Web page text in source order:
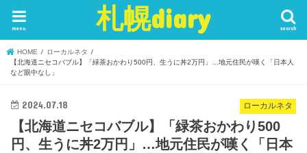
札幌diary search
menu
HOME
ローカルネタ
【北海道ニセコバブル】「緑茶おかわり500円、生うに丼2万円」…地元住民が嘆く「日本人
など眼中なし」
ローカルネタ
2024.07.18
【北海道ニセコバブル】「緑茶おかわり500
円、生うに丼2万円」…地元住民が嘆く「日本